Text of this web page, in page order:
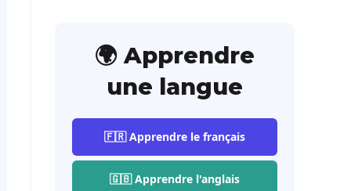
🌍 Apprendre
une langue
🇫🇷 Apprendre le français
🇬🇧 Apprendre l'anglais